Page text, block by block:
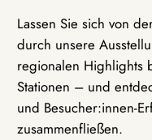
Lassen Sie sich von
durch unsere
regionalen Highlights
Stationen – und
und Besucher:innen-
zusammenfließen.